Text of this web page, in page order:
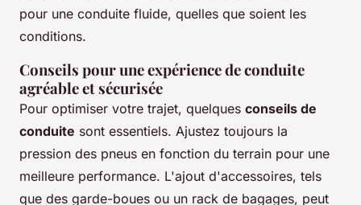
pour une conduite fluide, quelles que soient les
conditions.
Conseils pour une expérience de conduite
agréable et sécurisée
Pour optimiser votre trajet, quelques conseils de
conduite sont essentiels. Ajustez toujours la
pression des pneus en fonction du terrain pour une
meilleure performance. L'ajout d'accessoires, tels
que des garde-boues ou un rack de bagages, peut